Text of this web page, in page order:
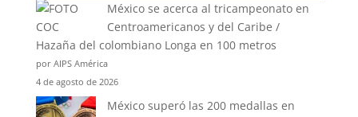
México se acerca al tricampeonato en
Centroamericanos y del Caribe /
Hazaña del colombiano Longa en 100 metros
por AIPS América
4 de agosto de 2026
México superó las 200 medallas en